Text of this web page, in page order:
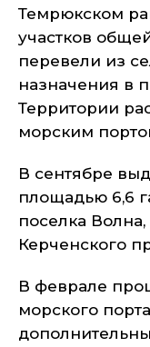
Темрюкском
участков
перевели из
назначения в
Территории
морским
В сентябре
площадью 6,6
поселка
Керченского
В феврале
морского